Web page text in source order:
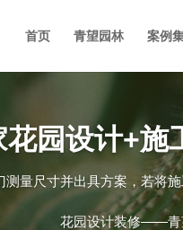
首页 青望园林 案例
园设计+施
测量尺寸并出具方案，若将
花园设计装修——青